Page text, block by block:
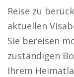
Reise zu
aktuellen
Sie bereisen
zuständigen
Ihrem